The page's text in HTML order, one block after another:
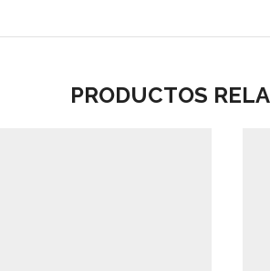
PRODUCTOS